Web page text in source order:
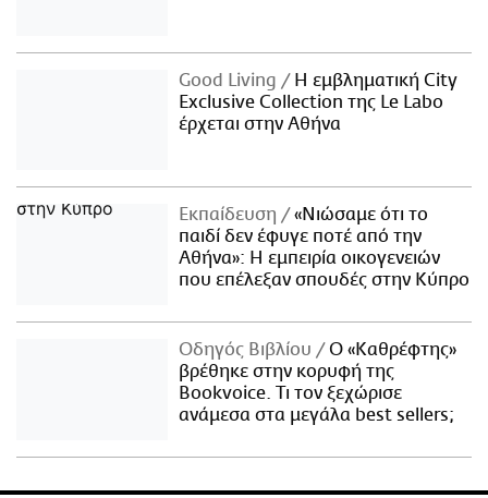
Good Living
Η εμβληματική City
Exclusive Collection της Le Labo
έρχεται στην Αθήνα
Εκπαίδευση
«Νιώσαμε ότι το
παιδί δεν έφυγε ποτέ από την
Αθήνα»: Η εμπειρία οικογενειών
που επέλεξαν σπουδές στην Κύπρο
Οδηγός Βιβλίου
Ο «Καθρέφτης»
βρέθηκε στην κορυφή της
Bookvoice. Τι τον ξεχώρισε
ανάμεσα στα μεγάλα best sellers;